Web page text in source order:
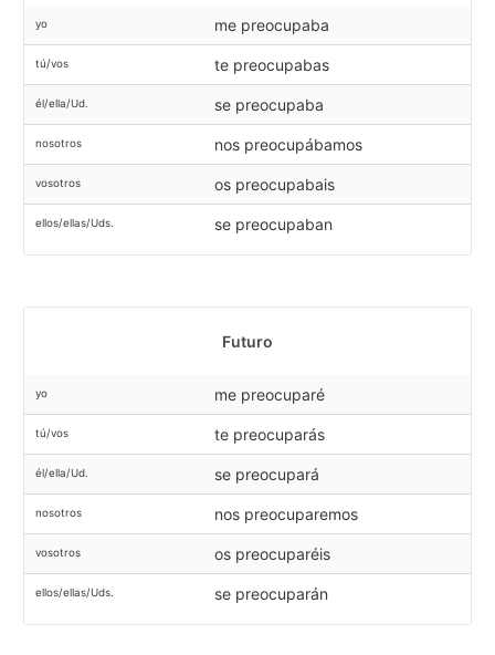
yo me preocupaba
tú/vos te preocupabas
él/ella/Ud. se preocupaba
nosotros nos preocupábamos
vosotros os preocupabais
ellos/ellas/Uds. se preocupaban
Futuro
yo me preocuparé
tú/vos te preocuparás
él/ella/Ud. se preocupará
nosotros nos preocuparemos
vosotros os preocuparéis
ellos/ellas/Uds. se preocuparán